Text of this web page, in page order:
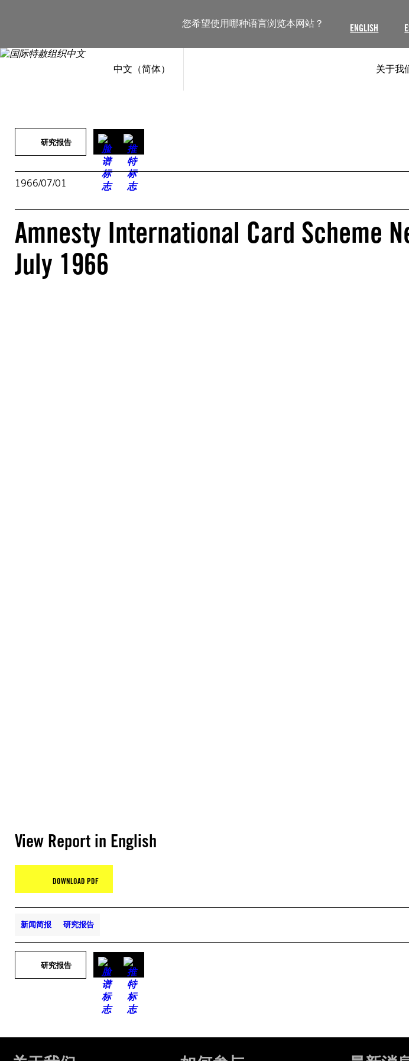
您希望使用哪种语言浏览本网站？ ENGLISH
中文（简体） 关于我
研究报告
1966/07/01
Amnesty International Card Scheme
July 1966
View Report in English
DOWNLOAD PDF
新闻简报 研究报告
研究报告